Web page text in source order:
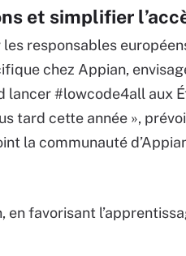
et simplifier
responsables
chez Appian,
lancer #lowcode4all aux
tard cette année »,
la communauté
favorisant